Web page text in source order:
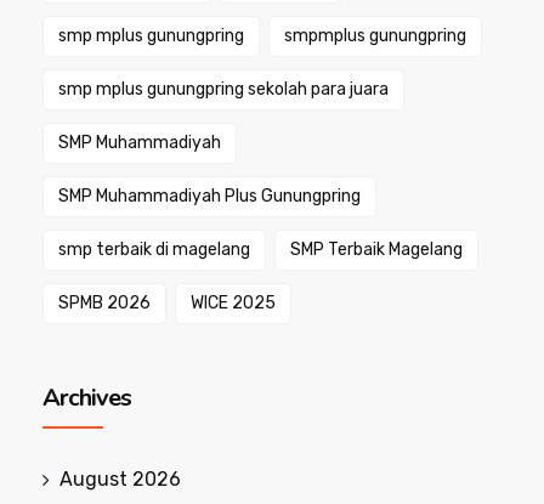
smp mplus gunungpring smpmplus gunungpring
smp mplus gunungpring sekolah para juara
SMP Muhammadiyah
SMP Muhammadiyah Plus Gunungpring
smp terbaik di magelang SMP Terbaik Magelang
SPMB 2026 WICE 2025
Archives
August 2026